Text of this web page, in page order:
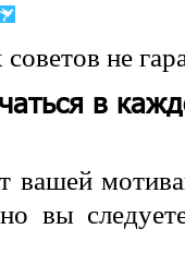
не
в
вашей
вы